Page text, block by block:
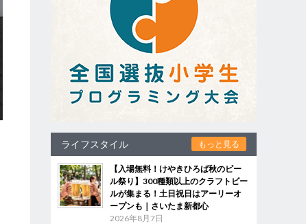
ライフスタイル もっと見る
【入場無料！けやきひろば秋のビー
ル祭り】300種類以上のクラフトビー
ルが集まる！土日祝日はアーリーオ
ープンも｜さいたま新都心
2026年8月7日